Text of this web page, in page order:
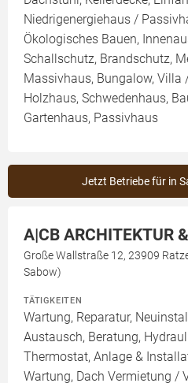
Niedrigenergiehaus /
Ökologisches Bauen,
Schallschutz, Brandschutz,
Massivhaus, Bungalow,
Holzhaus, Schwedenhaus,
Gartenhaus, Passivhaus
Jetzt Betriebe für in
A|CB ARCHITEKTUR
Große Wallstraße 12, 23909
Sabow)
TÄTIGKEITEN
Wartung, Reparatur,
Austausch, Beratung,
Thermostat, Anlage &
Wartung, Dach Vermietung /